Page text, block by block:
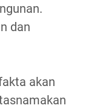
dan
akan